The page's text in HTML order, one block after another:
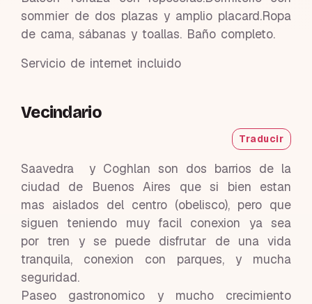
sommier de dos plazas y amplio placard.Ropa
de cama, sábanas y toallas. Baño completo.
Servicio de internet incluido
Vecindario
Traducir
Saavedra y Coghlan son dos barrios de la
ciudad de Buenos Aires que si bien estan
mas aislados del centro (obelisco), pero que
siguen teniendo muy facil conexion ya sea
por tren y se puede disfrutar de una vida
tranquila, conexion con parques, y mucha
seguridad.
Paseo gastronomico y mucho crecimiento